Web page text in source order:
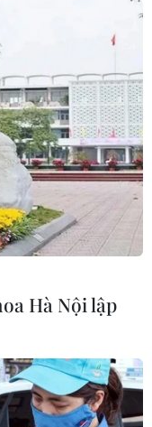
Phương
thân
Hà Nội lập